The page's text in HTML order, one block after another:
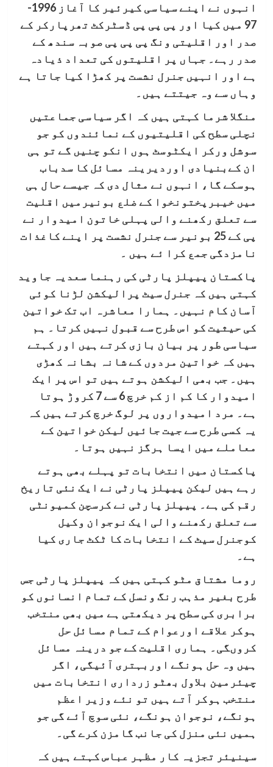
انہوں نے اپنے سیاسی کیرئیر کا آغاز 1996-
97 میں کیا اور پی پی پی ڈسٹرکٹ تھرپارکر کے
صدر اور اقلیتی ونگ پی پی پی صوبہ سندھ کے
صدر رہے۔ جہاں پر اقلیتوں کی تعداد ذیادہ
ہے اور انہیں جنرل نشست پر کھڑا کیا جاتا ہے
وہاں سے وہ جیتتے ہیں۔
منگلا شرما کہتی ہیں کہ اگر سیاسی جماعتیں
نچلی سطح کی اقلیتیوں کے نمائندوں کو جو
سوشل ورکر ایکٹوسٹ ہوں انکو چنیں گے تو ہی
ان کےبنیادی اوردیرینہ مسائل کا سدباب
ہوسکے گا، انہوں نے مثال دی کہ جیسے حال ہی
میں خیبرپختونخوا کے ضلع بونیرمیں اقلیت
سے تعلق رکھنے والی پہلی خاتون امیدوار نے
پی کے 25 بونیر سے جنرل نشست پر اپنے کاغذات
نامزدگی جمع کرا ئے ہیں ۔
پاکستان پیپلز پارٹی کی رہنما سعدیہ جاوید
کہتی ہیں کہ جنرل سیٹ پرالیکشن لڑنا کوئی
آسان کام نہیں۔ ہمارا معاشرہ اب تک خواتین
کی حیثیت کو اس طرح سے قبول نہیں کرتا۔ ہم
سیاسی طور پر بیان بازی کرتے ہیں اور کہتے
ہیں کہ خواتین مردوں کے شانہ بشانہ کھڑی
ہیں۔ جب بھی الیکشن ہوتے ہیں تو اس پر ایک
امیدوار کا کم از کم خرچ 6 سے 7 کروڑ ہوتا
ہے۔ مرد امیدواروں پر لوگ خرچ کرتے ہیں کہ
یہ کسی طرح سے جیت جائیں لیکن خواتین کے
معاملے میں ایسا ہرگز نہیں ہوتا۔
پاکستان میں انتخابات تو پہلے بھی ہوتے
رہے ہیں لیکن پیپلز پارٹی نے ایک نئی تاریخ
رقم کی ہے۔ پیپلز پارٹی نے کرسچن کمیونٹی
سے تعلق رکھنے والی ایک نوجوان وکیل
کوجنرل سیٹ کے انتخابات کا ٹکٹ جاری کیا
ہے۔
روما مشتاق مٹو کہتی ہیں کہ پیپلز پارٹی جس
طرح بغیر مذہب رنگ ونسل کے تمام انسانوں کو
برابری کی سطح پر دیکھتی ہے میں بھی منتخب
ہوکر علاقے اورعوام کے تمام مسائل حل
کروںگی۔ ہماری اقلیت کے جو درینہ مسائل
ہیں وہ حل ہونگے اوربہتری آئیگی، اگر
چیئرمین بلاول بھٹو زرداری انتخابات میں
منتخب ہوکر آتے ہیں تو نئے وزیر اعظم
ہونگے، نوجوان ہونگے، نئی سوچ آئے گی جو
ہمیں نئی منزل کی جانب گامزن کرے گی۔
سینیئر تجزیہ کار مظہر عباس کہتے ہیں کہ